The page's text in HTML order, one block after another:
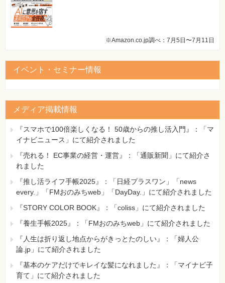
※Amazon.co.jp調べ：7月5日〜7月11日
イベント・セミナー情報
メディア掲載情報
『スマホで100倍楽しくなる！ 50歳からの推し活入門』：「マ
イナビニュース」にて紹介されました
『売れる！ EC事業の経営・運営』：「通販新聞」にて紹介さ
れました
『推し活ライフ手帳2025』：「日経プラスワン」「news
every.」「FMおのみちweb」「DayDay.」にて紹介されました
『STORY COLOR BOOK』：「coliss」にて紹介されました
『養生手帳2025』：「FMおのみちweb」にて紹介されました
『人生は折り返し地点からがきっとたのしい』：「婦人公
論.jp」にて紹介されました
『基本のケアだけでキレイな髪になれました』：「マイナビ子
育て」にて紹介されました